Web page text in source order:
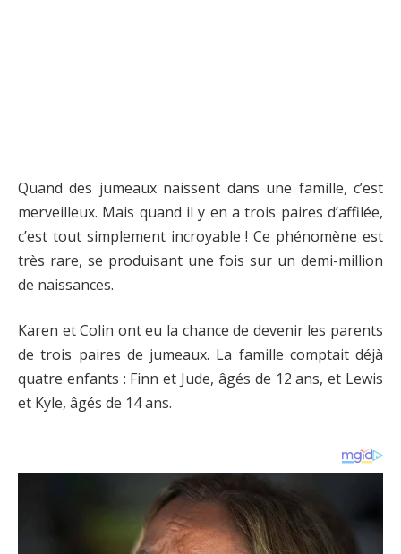
Quand des jumeaux naissent dans une famille, c’est
merveilleux. Mais quand il y en a trois paires d’affilée,
c’est tout simplement incroyable ! Ce phénomène est
très rare, se produisant une fois sur un demi-million
de naissances.
Karen et Colin ont eu la chance de devenir les parents
de trois paires de jumeaux. La famille comptait déjà
quatre enfants : Finn et Jude, âgés de 12 ans, et Lewis
et Kyle, âgés de 14 ans.